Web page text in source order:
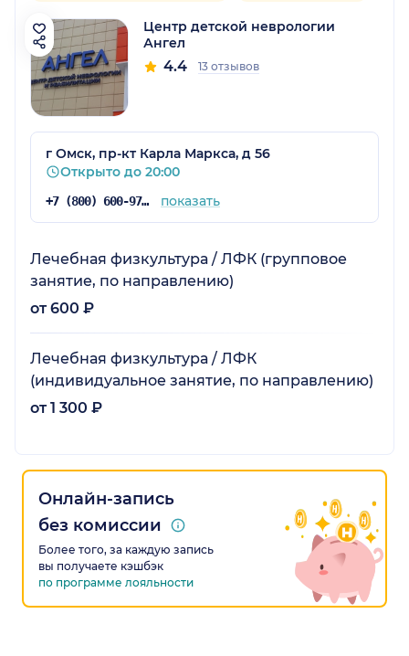
Центр детской неврологии
Ангел
4.4 13 отзывов
г Омск, пр-кт Карла Маркса, д 56
Открыто до 20:00
+7 (800) 600-97-73 показать
Лечебная физкультура / ЛФК (групповое
занятие, по направлению)
от 600 ₽
Лечебная физкультура / ЛФК
(индивидуальное занятие, по направлению)
от 1 300 ₽
Онлайн-запись
без комиссии
Более того, за каждую запись
вы получаете кэшбэк
по программе лояльности